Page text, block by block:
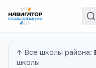
↑ Все школы района:
школы